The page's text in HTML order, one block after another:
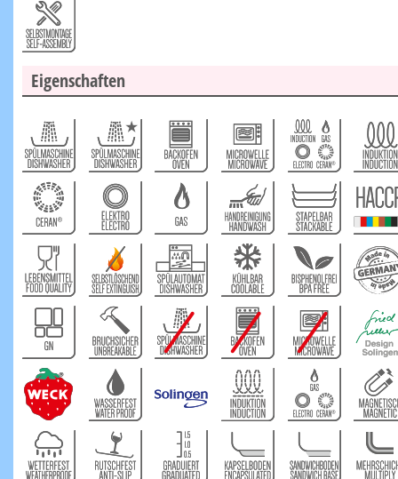
Eigenschaften